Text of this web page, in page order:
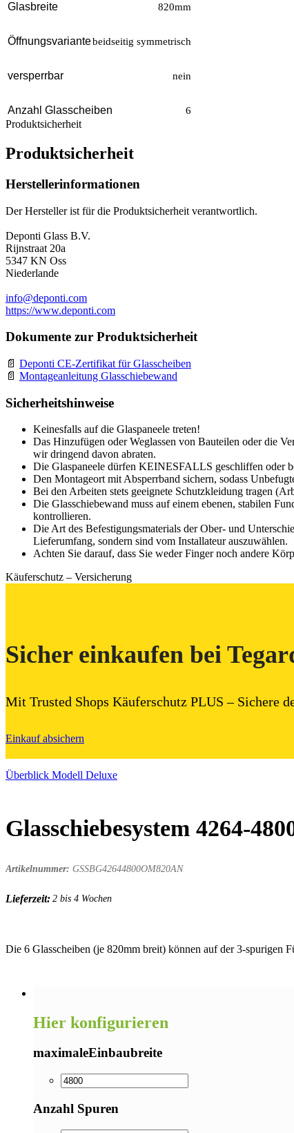
Glasbreite 820mm
Öffnungsvariantebeidseitig symmetrisch
versperrbar nein
Anzahl Glasscheiben 6
Produktsicherheit
Produktsicherheit
Herstellerinformationen
Der Hersteller ist für die Produktsicherheit verantwortlich.
Deponti Glass B.V.
Rijnstraat 20a
5347 KN Oss
Niederlande
info@deponti.com
https://www.deponti.com
Dokumente zur Produktsicherheit
Deponti CE-Zertifikat für Glasscheiben
Montageanleitung Glasschiebewand
Sicherheitshinweise
Keinesfalls auf die Glaspaneele treten!
Das Hinzufügen oder Weglassen von Bauteilen oder die
wir dringend davon abraten.
Die Glaspaneele dürfen KEINESFALLS geschliffen oder
Den Montageort mit Absperrband sichern, sodass
Bei den Arbeiten stets geeignete Schutzkleidung tragen
Die Glasschiebewand muss auf einem ebenen, stabilen
kontrollieren.
Die Art des Befestigungsmaterials der Ober- und
Lieferumfang, sondern sind vom Installateur auszuwählen.
Achten Sie darauf, dass Sie weder Finger noch andere
Käuferschutz – Versicherung
Sicher einkaufen bei
Mit Trusted Shops Käuferschutz PLUS – Sichere
Einkauf absichern
Überblick Modell Deluxe
Glasschiebesystem 4264-
Artikelnummer: GSSBG42644800OM820AN
Lieferzeit: 2 bis 4 Wochen
Die 6 Glasscheiben (je 820mm breit) können auf der 3-spurigen
Hier konfigurieren
maximaleEinbaubreite
Anzahl Spuren